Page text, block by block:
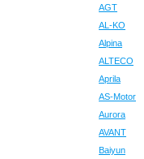
AGT
AL-KO
Alpina
ALTECO
Aprila
AS-Motor
Aurora
AVANT
Baiyun